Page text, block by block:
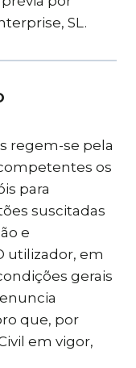
SL.
regem-se pela
os
para
suscitadas
e
utilizador, em
gerais
que, por
em vigor,